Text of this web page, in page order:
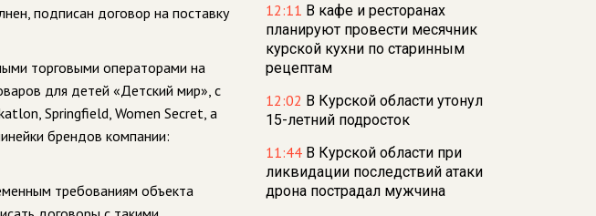
подписан договор на поставку
торговыми операторами на
для детей «Детский мир», с
Springfield, Women Secret, а
брендов компании:
требованиям объекта
12:11 В кафе и ресторанах
планируют провести месячник
курской кухни по старинным
рецептам
12:02 В Курской области утонул
15-летний подросток
11:44 В Курской области при
ликвидации последствий атаки
дрона пострадал мужчина